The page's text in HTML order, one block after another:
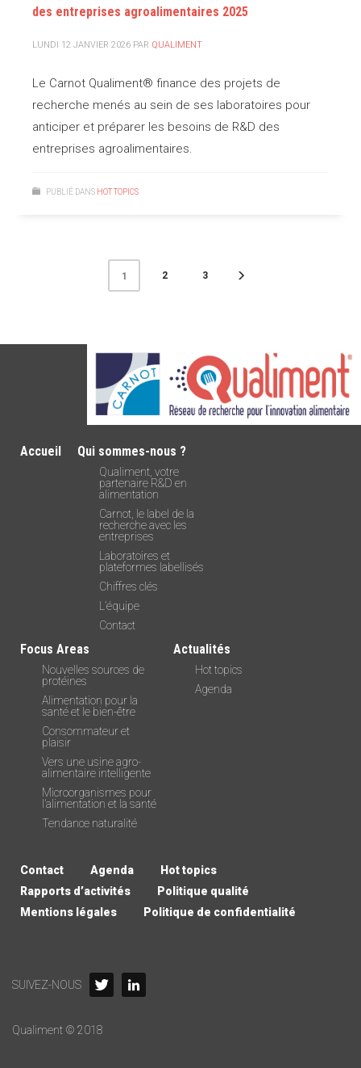
des entreprises agroalimentaires 2025
LUNDI 12 JANVIER 2026 PAR QUALIMENT
Le Carnot Qualiment® finance des projets de
recherche menés au sein de ses laboratoires pour
anticiper et préparer les besoins de R&D des
entreprises agroalimentaires.
PUBLIÉ DANS HOT TOPICS
1 2 3
Accueil Qui sommes-nous ?
Qualiment, votre
partenaire R&D en
alimentation
Carnot, le label de la
recherche avec les
entreprises
Laboratoires et
plateformes labellisés
Chiffres clés
L’équipe
Contact
Focus Areas
Nouvelles sources de
protéines
Alimentation pour la
santé et le bien-être
Consommateur et
plaisir
Vers une usine agro-
alimentaire intelligente
Microorganismes pour
l’alimentation et la santé
Tendance naturalité
Actualités
Hot topics
Agenda
Contact Agenda
Hot topics
Rapports d’activités
Politique qualité
Mentions légales
Politique de confidentialité
SUIVEZ-NOUS
Qualiment © 2018